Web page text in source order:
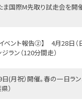
ま国際M先取り試走会を開
イベント報告②】 4月28日（
ジラン（120分間走）
(月祝）開催。春の一日ラ
）